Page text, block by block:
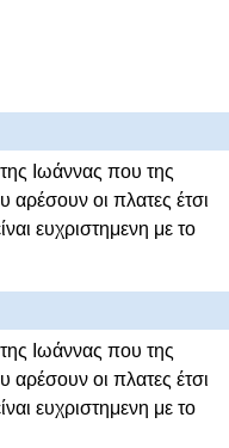
Ιωάννας που της
αρέσουν οι πλατες έτσι
ευχριστημενη με το
Ιωάννας που της
αρέσουν οι πλατες έτσι
ευχριστημενη με το